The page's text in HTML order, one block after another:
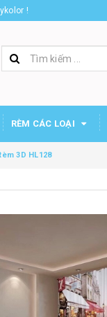
!
RÈM CÁC LOẠI
3D HL128